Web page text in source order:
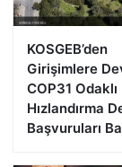
KOSGEB’den
Girişimlere
COP31 Odaklı
Hızlandırma
Başvuruları